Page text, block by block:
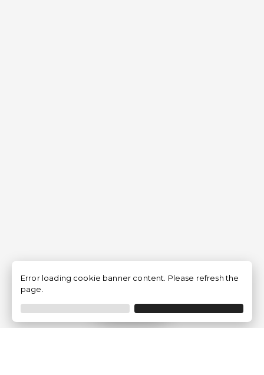
Filtrar
Error loading cookie banner content. Please refresh the
page.